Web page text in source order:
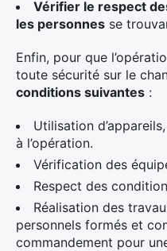
Vérifier le respect
les personnes se
Enfin, pour que
toute sécurité sur le
conditions suivantes :
Utilisation
à l’opération.
Vérification des
Respect des
Réalisation des
personnels formés et
commandement pour